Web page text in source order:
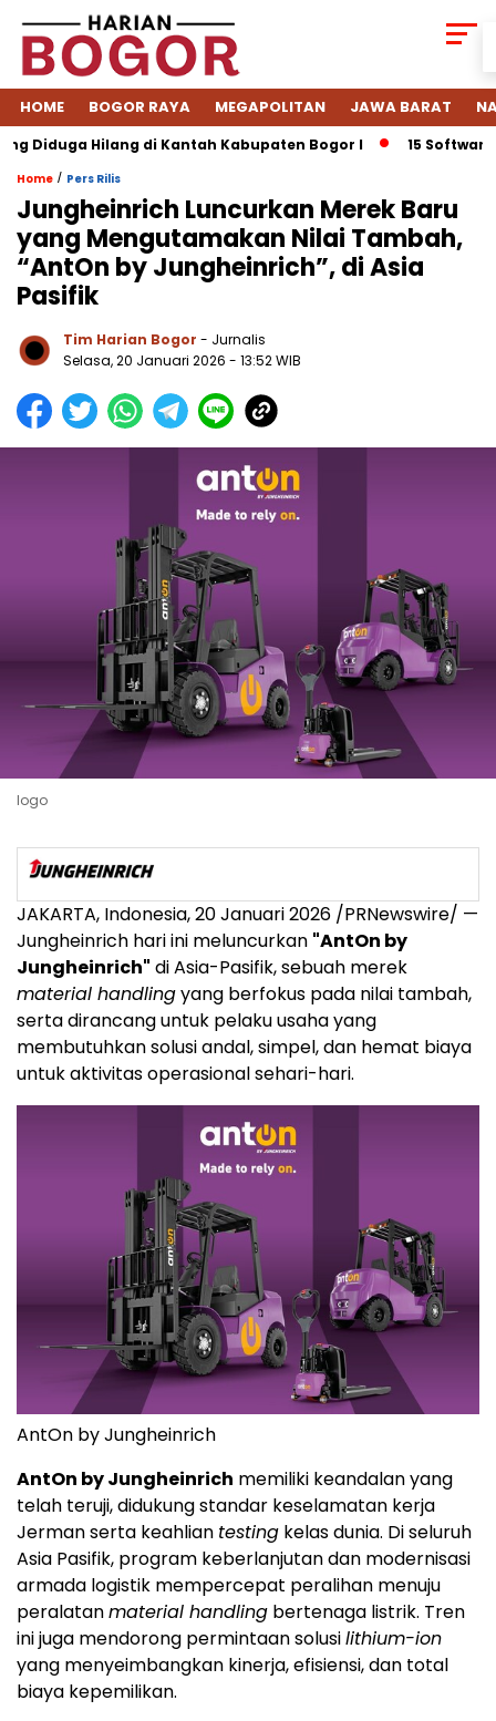
HOME BOGOR RAYA MEGAPOLITAN JAWA BARAT
Hilang di Kantah Kabupaten Bogor I 15 Software
Home / Pers Rilis
Jungheinrich Luncurkan Merek Baru
yang Mengutamakan Nilai Tambah,
“AntOn by Jungheinrich”, di Asia
Pasifik
Tim Harian Bogor - Jurnalis
Selasa, 20 Januari 2026 - 13:52 WIB
logo
JAKARTA, Indonesia, 20 Januari 2026 /PRNewswire/ —
Jungheinrich hari ini meluncurkan "AntOn by
Jungheinrich" di Asia-Pasifik, sebuah merek
material handlingyang berfokus pada nilai tambah,
serta dirancang untuk pelaku usaha yang
membutuhkan solusi andal, simpel, dan hemat biaya
untuk aktivitas operasional sehari-hari.
AntOn by Jungheinrich
AntOn by Jungheinrich memiliki keandalan yang
telah teruji, didukung standar keselamatan kerja
Jerman serta keahlian testing kelas dunia. Di seluruh
Asia Pasifik, program keberlanjutan dan modernisasi
armada logistik mempercepat peralihan menuju
peralatanmaterial handling bertenaga listrik. Tren
ini juga mendorong permintaan solusilithium-ion
yang menyeimbangkan kinerja, efisiensi, dan total
biaya kepemilikan.